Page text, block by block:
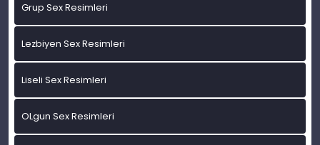
Grup Sex Resimleri
Lezbiyen Sex Resimleri
Liseli Sex Resimleri
OLgun Sex Resimleri